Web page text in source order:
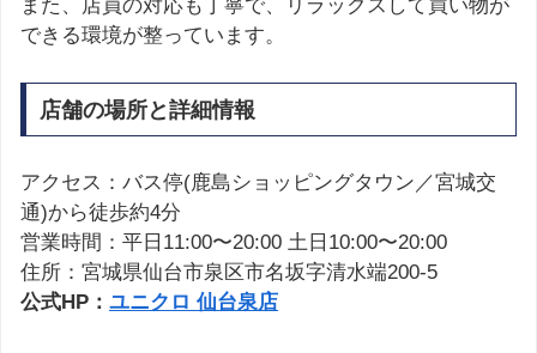
また、店員の対応も丁寧で、リラックスして買い物が
できる環境が整っています。
店舗の場所と詳細情報
アクセス：バス停(鹿島ショッピングタウン／宮城交
通)から徒歩約4分
営業時間：平日11:00〜20:00 土日10:00〜20:00
住所：宮城県仙台市泉区市名坂字清水端200-5
公式HP： ユニクロ 仙台泉店